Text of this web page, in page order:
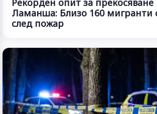
Рекорден опит за прекосяване
Ламанша: Близо 160 мигранти
след пожар